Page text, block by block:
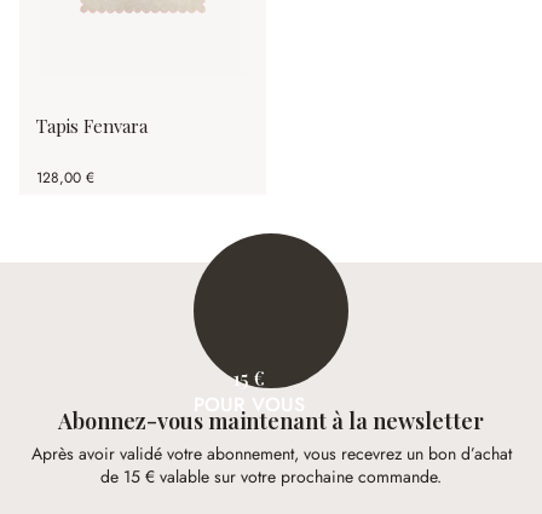
Tapis Fenvara
128,00 €
15 €
POUR VOUS
Abonnez-vous maintenant à la newsletter
Après avoir validé votre abonnement, vous recevrez un bon d’achat
de 15 € valable sur votre prochaine commande.